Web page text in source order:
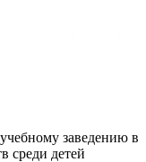
заведению в
среди детей